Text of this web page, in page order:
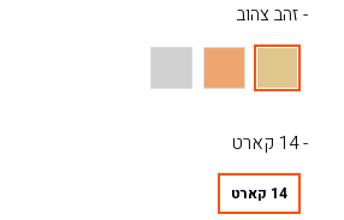
- זהב צהוב
- 14 קארט
14 קארט